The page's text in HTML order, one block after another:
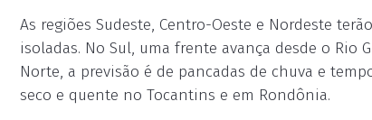
As regiões Sudeste, Centro-Oeste e Nordeste
isoladas. No Sul, uma frente avança desde o Rio
Norte, a previsão é de pancadas de chuva e
seco e quente no Tocantins e em Rondônia.